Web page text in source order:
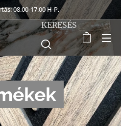
08.00-17.00 H-P,
KERESÉS